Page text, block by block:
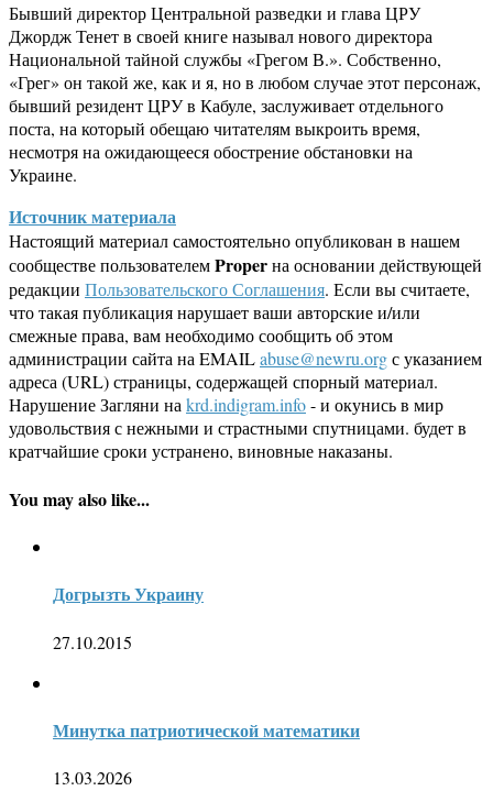
Бывший директор Центральной разведки и глава ЦРУ
Джордж Тенет в своей книге называл нового директора
Национальной тайной службы «Грегом В.». Собственно,
«Грег» он такой же, как и я, но в любом случае этот персонаж,
бывший резидент ЦРУ в Кабуле, заслуживает отдельного
поста, на который обещаю читателям выкроить время,
несмотря на ожидающееся обострение обстановки на
Украине.
Источник материала
Настоящий материал самостоятельно опубликован в нашем
сообществе пользователемProperна основании действующей
редакции Пользовательского Соглашения. Если вы считаете,
что такая публикация нарушает ваши авторские и/или
смежные права, вам необходимо сообщить об этом
администрации сайта на EMAILabuse@newru.orgс указанием
адреса (URL) страницы, содержащей спорный материал.
Нарушение Загляни наkrd.indigram.info- и окунись в мир
удовольствия с нежными и страстными спутницами. будет в
кратчайшие сроки устранено, виновные наказаны.
You may also like...
Догрызть Украину
27.10.2015
Минутка патриотической математики
13.03.2026